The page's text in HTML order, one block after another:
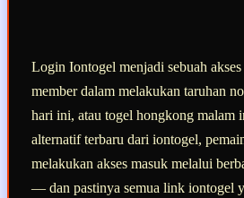
Login Iontogel menjadi sebuah akses
member dalam melakukan taruhan
hari ini, atau togel hongkong malam
alternatif terbaru dari iontogel,
melakukan akses masuk melalui
— dan pastinya semua link iontogel